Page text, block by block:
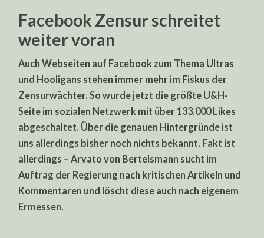
Facebook Zensur schreitet
weiter voran
Auch Webseiten auf Facebook zum Thema Ultras
und Hooligans stehen immer mehr im Fiskus der
Zensurwächter. So wurde jetzt die größte U&H-
Seite im sozialen Netzwerk mit über 133.000 Likes
abgeschaltet. Über die genauen Hintergründe ist
uns allerdings bisher noch nichts bekannt. Fakt ist
allerdings – Arvato von Bertelsmann sucht im
Auftrag der Regierung nach kritischen Artikeln und
Kommentaren und löscht diese auch nach eigenem
Ermessen.